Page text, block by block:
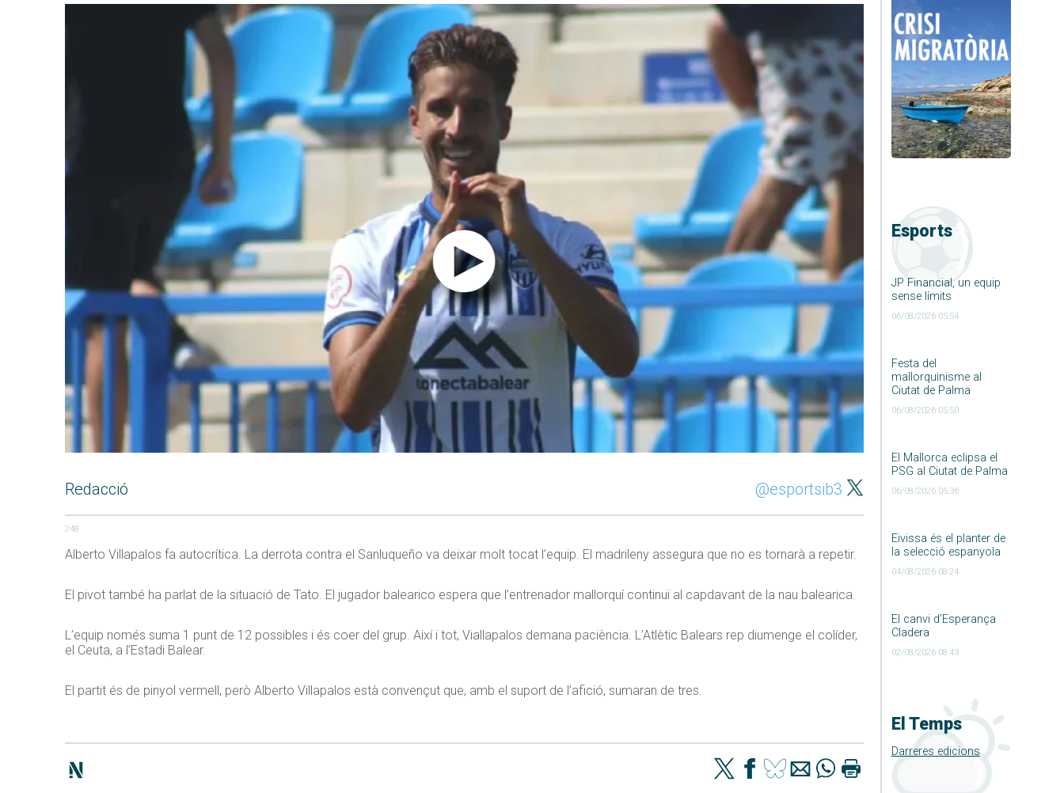
Esports
JP Financial, un equip
sense límits
06/08/2026 05:54
Festa del
mallorquinisme al
Ciutat de Palma
06/08/2026 05:50
El Mallorca eclipsa el
PSG al Ciutat de Palma
06/08/2026 05:36
Eivissa és el planter de
la selecció espanyola
04/08/2026 08:24
El canvi d’Esperança
Cladera
02/08/2026 08:43
El Temps
Darreres edicions
Redacció @esportsib3
248
Alberto Villapalos fa autocrítica. La derrota contra el Sanluqueño va deixar molt tocat l’equip. El madrileny assegura que no es tornarà a repetir.
El pivot també ha parlat de la situació de Tato. El jugador balearico espera que l’entrenador mallorquí continuï al capdavant de la nau balearica.
L’equip només suma 1 punt de 12 possibles i és coer del grup. Així i tot, Viallapalos demana paciència. L’Atlètic Balears rep diumenge el colíder,
el Ceuta, a l’Estadi Balear.
El partit és de pinyol vermell, però Alberto Villapalos està convençut que, amb el suport de l’afició, sumaran de tres.